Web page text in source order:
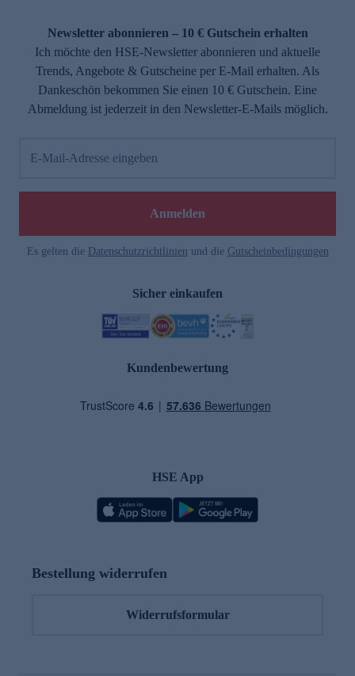
Newsletter abonnieren – 10 € Gutschein erhalten
Ich möchte den HSE-Newsletter abonnieren und aktuelle
Trends, Angebote & Gutscheine per E-Mail erhalten. Als
Dankeschön bekommen Sie einen 10 € Gutschein. Eine
Abmeldung ist jederzeit in den Newsletter-E-Mails möglich.
E-Mail-Adresse eingeben
Anmelden
Es gelten die Datenschutzrichtlinien und die Gutscheinbedingungen
Sicher einkaufen
Kundenbewertung
HSE App
Bestellung widerrufen
Widerrufsformular